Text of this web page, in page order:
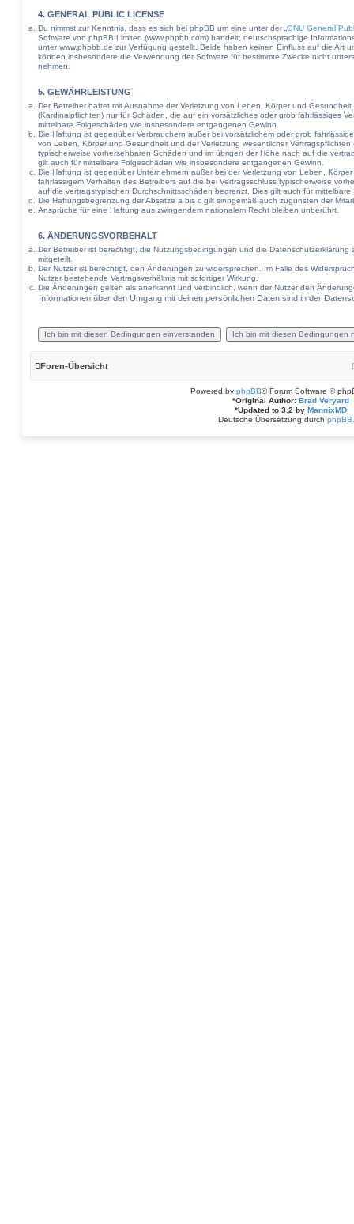
4. GENERAL PUBLIC LICENSE
Du nimmst zur Kenntnis, dass es sich bei phpBB um eine unter der „ GNU General
Software von phpBB Limited (www.phpbb.com) handelt; deutschsprachige
unter www.phpbb.de zur Verfügung gestellt. Beide haben keinen Einfluss auf die Art
können insbesondere die Verwendung der Software für bestimmte Zwecke nicht
nehmen.
5. GEWÄHRLEISTUNG
Der Betreiber haftet mit Ausnahme der Verletzung von Leben, Körper und
(Kardinalpflichten) nur für Schäden, die auf ein vorsätzliches oder grob fahrlässiges
mittelbare Folgeschäden wie insbesondere entgangenen Gewinn.
Die Haftung ist gegenüber Verbrauchern außer bei vorsätzlichem oder grob
von Leben, Körper und Gesundheit und der Verletzung wesentlicher
typischerweise vorhersehbaren Schäden und im übrigen der Höhe nach auf die
gilt auch für mittelbare Folgeschäden wie insbesondere entgangenen Gewinn.
Die Haftung ist gegenüber Unternehmern außer bei der Verletzung von Leben,
fahrlässigem Verhalten des Betreibers auf die bei Vertragsschluss typischerweise
auf die vertragstypischen Durchschnittsschäden begrenzt. Dies gilt auch für
Die Haftungsbegrenzung der Absätze a bis c gilt sinngemäß auch zugunsten der
Ansprüche für eine Haftung aus zwingendem nationalem Recht bleiben unberührt.
6. ÄNDERUNGSVORBEHALT
Der Betreiber ist berechtigt, die Nutzungsbedingungen und die Datenschutzerklärung
mitgeteilt.
Der Nutzer ist berechtigt, den Änderungen zu widersprechen. Im Falle des
Nutzer bestehende Vertragsverhältnis mit sofortiger Wirkung.
Die Änderungen gelten als anerkannt und verbindlich, wenn der Nutzer den
Informationen über den Umgang mit deinen persönlichen Daten sind in der
Foren-Übersicht
Powered by phpBB® Forum Software ©
*Original Author: Brad Veryard
*Updated to 3.2 by MannixMD
Deutsche Übersetzung durch